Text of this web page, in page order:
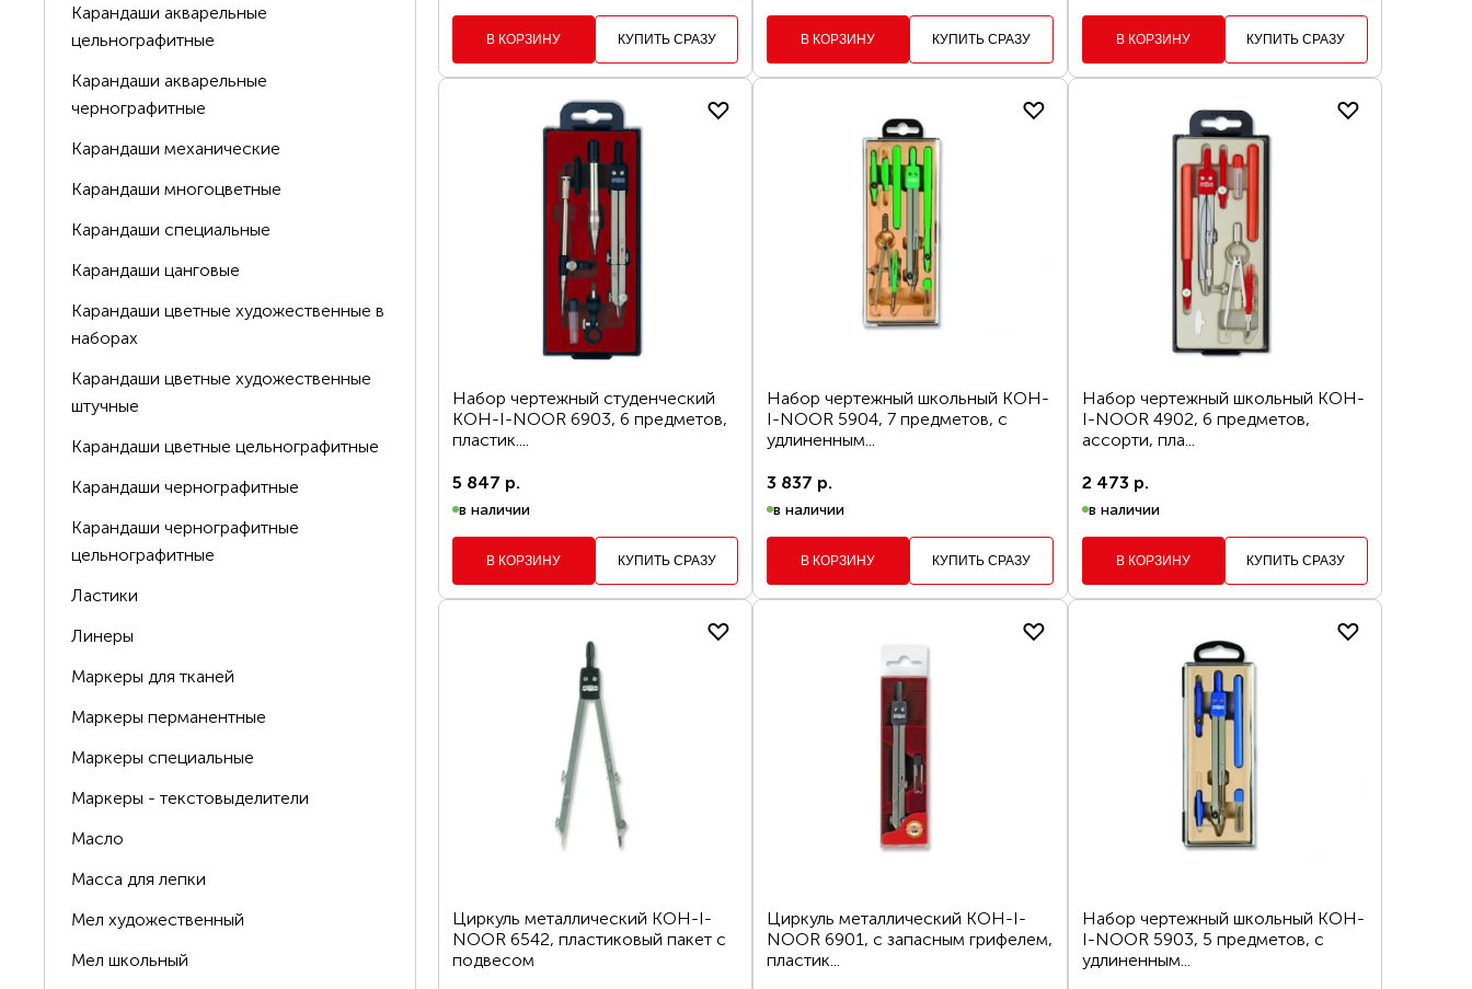
Карандаши акварельные
цельнографитные
Карандаши акварельные
чернографитные
Карандаши механические
Карандаши многоцветные
Карандаши специальные
Карандаши цанговые
Карандаши цветные художественные в
наборах
Карандаши цветные художественные
штучные
Карандаши цветные цельнографитные
Карандаши чернографитные
Карандаши чернографитные
цельнографитные
Ластики
Линеры
Маркеры для тканей
Маркеры перманентные
Маркеры специальные
Маркеры - текстовыделители
Масло
Масса для лепки
Мел художественный
Мел школьный
В КОРЗИНУ КУПИТЬ СРАЗУ В КОРЗИНУ КУПИТЬ СРАЗУ В КОРЗИНУ КУПИТЬ СРАЗУ
Набор чертежный студенческий
KOH-I-NOOR 6903, 6 предметов,
пластик....
5 847 р.
в наличии
В КОРЗИНУ КУПИТЬ СРАЗУ
Набор чертежный школьный KOH-
I-NOOR 5904, 7 предметов, с
удлиненным...
3 837 р.
в наличии
В КОРЗИНУ КУПИТЬ СРАЗУ
Набор чертежный школьный KOH-
I-NOOR 4902, 6 предметов,
ассорти, пла...
2 473 р.
в наличии
В КОРЗИНУ КУПИТЬ СРАЗУ
Циркуль металлический KOH-I-
NOOR 6542, пластиковый пакет с
подвесом
Циркуль металлический KOH-I-
NOOR 6901, с запасным грифелем,
пластик...
Набор чертежный школьный KOH-
I-NOOR 5903, 5 предметов, с
удлиненным...
Товар добавлен в корзину